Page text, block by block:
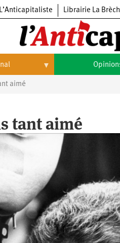
L’Anticapitaliste Librairie La
aimé
tant aimé